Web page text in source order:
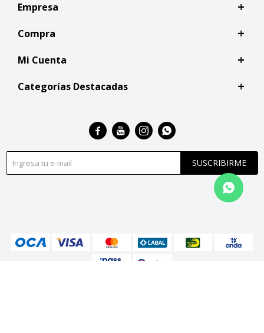
Empresa
Compra
Mi Cuenta
Categorías Destacadas
SUSCRIBIRME
   